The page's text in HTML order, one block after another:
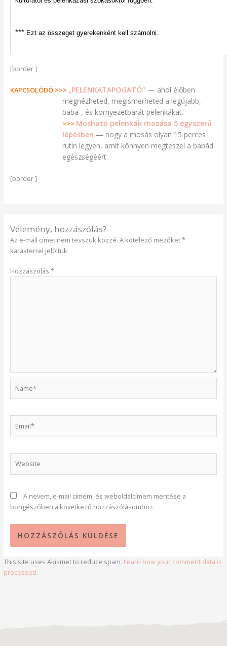
*** Ezt az összeget gyerekenként kell számolni.
[border ]
KAPCSOLÓDÓ >>> „PELENKATAPOGATÓ”— ahol élőben
megnézheted, megismerheted a legújabb,
baba-, és környezetbarát pelenkákat.
>>> Mosható pelenkák mosása 5 egyszerű
lépésben — hogy a mosás olyan 15 perces
rutin legyen, amit könnyen megteszel a babád
egészségéért.
[border ]
Vélemény, hozzászólás?
Az e-mail címet nem tesszük közzé. A kötelező mezőket*
karakterrel jelöltük
Hozzászólás *
A nevem, e-mail címem, és weboldalcímem mentése a
böngészőben a következő hozzászólásomhoz.
This site uses Akismet to reduce spam. Learn how your comment data is
processed.